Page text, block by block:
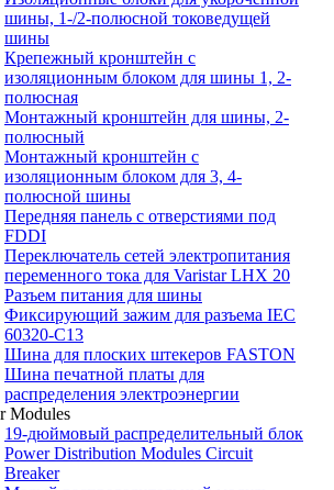
шины, 1-/2-полюсной токоведущей
шины
Крепежный кронштейн с
изоляционным блоком для шины 1, 2-
полюсная
Монтажный кронштейн для шины, 2-
полюсный
Монтажный кронштейн с
изоляционным блоком для 3, 4-
полюсной шины
Передняя панель с отверстиями под
FDDI
Переключатель сетей электропитания
переменного тока для Varistar LHX 20
Разъем питания для шины
Фиксирующий зажим для разъема IEC
60320‐C13
Шина для плоских штекеров FASTON
Шина печатной платы для
распределения электроэнергии
Modules
19-дюймовый распределительный блок
Power Distribution Modules Circuit
Breaker